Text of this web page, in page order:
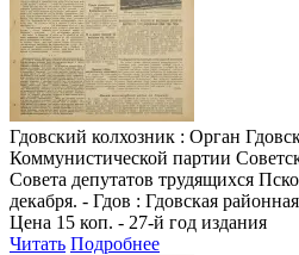
Гдовский колхозник : Орган
Коммунистической партии
Совета депутатов трудящихся
декабря. - Гдов : Гдовская
Цена 15 коп. - 27-й год издания
Читать Подробнее